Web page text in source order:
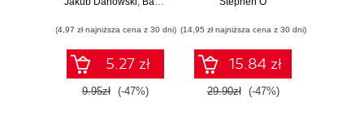
(4,97 zł najniższa cena z 30 dni)
5.27 zł
9.95zł (-47%)
(14,95 zł najniższa cena z 30 dni)
15.84 zł
29.90zł (-47%)